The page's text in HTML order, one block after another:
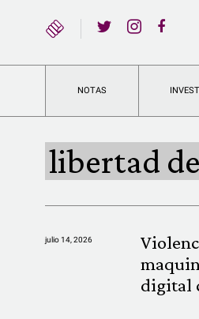
NOTAS
libertad
julio 14, 2026
digital